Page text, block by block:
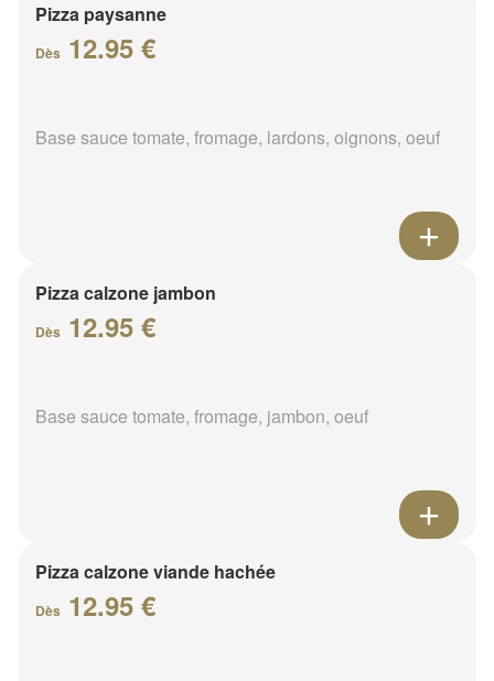
Pizza paysanne
Dès 12.95 €
Base sauce tomate, fromage, lardons, oignons, oeuf
Pizza calzone jambon
Dès 12.95 €
Base sauce tomate, fromage, jambon, oeuf
Pizza calzone viande hachée
Dès 12.95 €